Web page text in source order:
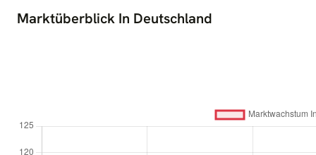
Marktüberblick In Deutschland